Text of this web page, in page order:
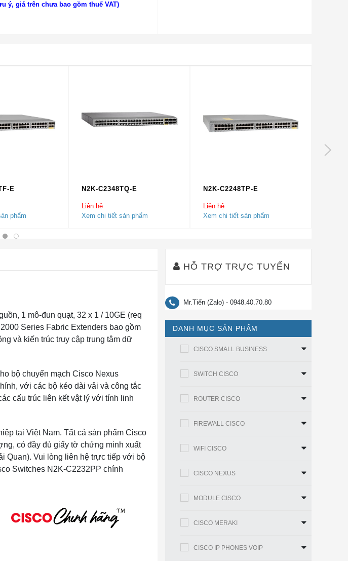
ý, giá trên chưa bao gồm thuế VAT)
E
phẩm
N2K-C2348TQ-E
Liên hệ
Xem chi tiết sản phẩm
N2K-C2248TP-E
Liên hệ
Xem chi tiết sản phẩm
1 mô-đun quạt, 32 x 1 / 10GE (req
Series Fabric Extenders bao gồm
và kiến ​​trúc truy cập trung tâm dữ
bộ chuyển mạch Cisco Nexus
với các bộ kéo dài vải và công tắc
cấu trúc liên kết vật lý với tính linh
tại Việt Nam. Tất cả sản phẩm Cisco
có đầy đủ giấy tờ chứng minh xuất
Quan). Vui lòng liên hệ trực tiếp với bộ
Switches N2K-C2232PP chính
HỖ TRỢ TRỰC TUYẾN
Mr.Tiến (Zalo) - 0948.40.70.80
DANH MỤC SẢN PHẨM
CISCO SMALL BUSINESS
SWITCH CISCO
ROUTER CISCO
FIREWALL CISCO
WIFI CISCO
CISCO NEXUS
MODULE CISCO
CISCO MERAKI
CISCO IP PHONES VOIP